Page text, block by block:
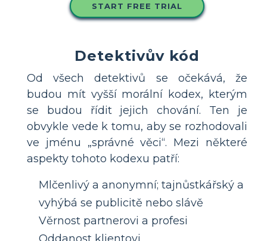
START FREE TRIAL
Detektivův kód
Od všech detektivů se očekává, že
budou mít vyšší morální kodex, kterým
se budou řídit jejich chování. Ten je
obvykle vede k tomu, aby se rozhodovali
ve jménu „správné věci“. Mezi některé
aspekty tohoto kodexu patří:
Mlčenlivý a anonymní; tajnůstkářský a
vyhýbá se publicitě nebo slávě
Věrnost partnerovi a profesi